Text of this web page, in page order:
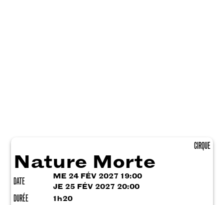
CIRQUE
Nature Morte
DATE
ME 24 FÉV 2027 19:00
JE 25 FÉV 2027 20:00
DURÉE 1h20